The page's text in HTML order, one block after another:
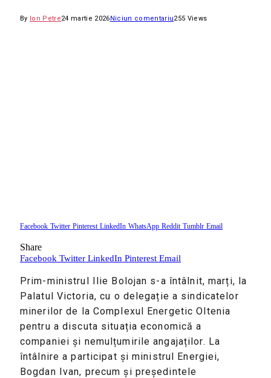
By Ion Petre24 martie 2026Niciun comentariu255 Views
Facebook Twitter Pinterest LinkedIn WhatsApp Reddit Tumblr Email
Share
Facebook Twitter LinkedIn Pinterest Email
Prim-ministrul Ilie Bolojan s-a întâlnit, marți, la
Palatul Victoria, cu o delegație a sindicatelor
minerilor de la Complexul Energetic Oltenia
pentru a discuta situația economică a
companiei și nemulțumirile angajaților. La
întâlnire a participat și ministrul Energiei,
Bogdan Ivan, precum și președintele